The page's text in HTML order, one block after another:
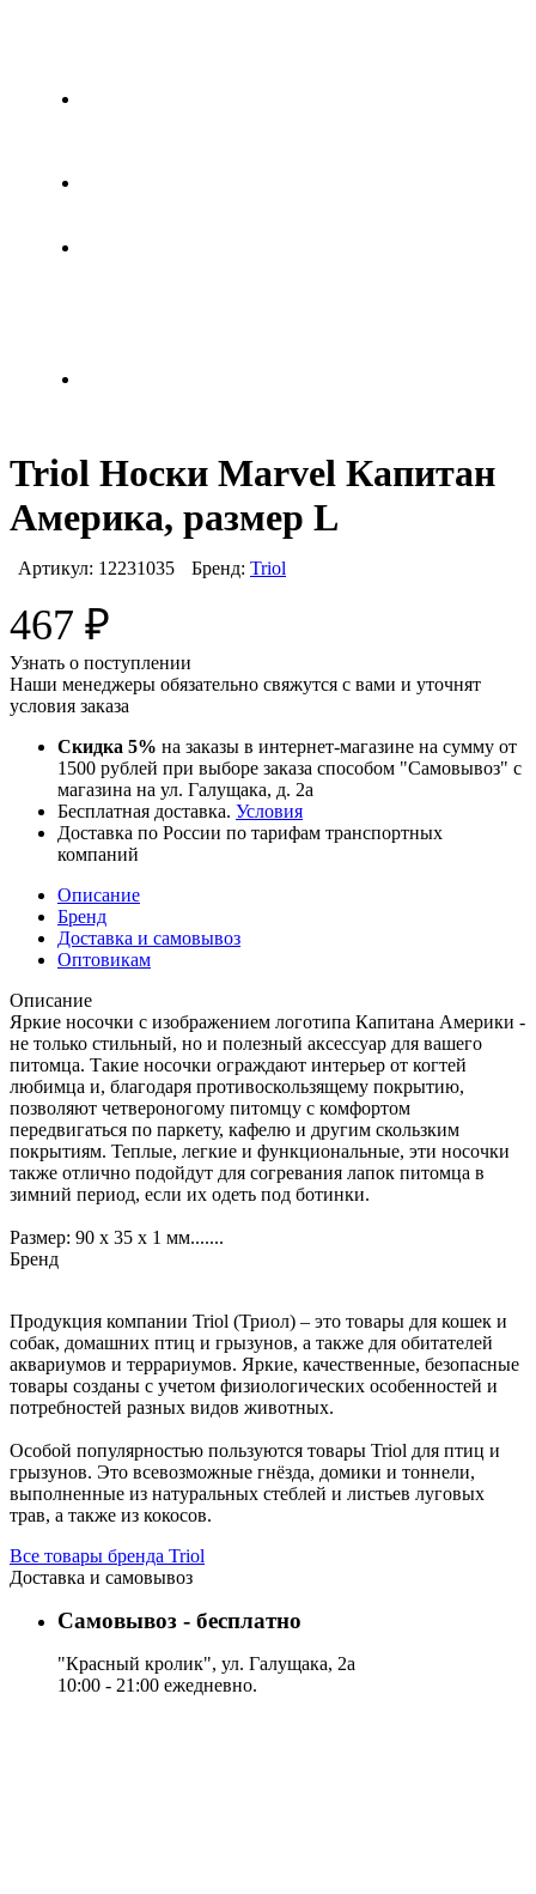
Triol Носки Marvel Капитан
Америка, размер L
Артикул: 12231035 Бренд: Triol
467 ₽
Узнать о поступлении
Наши менеджеры обязательно свяжутся с вами и уточнят
условия заказа
Скидка 5% на заказы в интернет-магазине на сумму от
1500 рублей при выборе заказа способом "Самовывоз" с
магазина на ул. Галущака, д. 2а
Бесплатная доставка. Условия
Доставка по России по тарифам транспортных
компаний
Описание
Бренд
Доставка и самовывоз
Оптовикам
Описание
Яркие носочки с изображением логотипа Капитана Америки -
не только стильный, но и полезный аксессуар для вашего
питомца. Такие носочки ограждают интерьер от когтей
любимца и, благодаря противоскользящему покрытию,
позволяют четвероногому питомцу с комфортом
передвигаться по паркету, кафелю и другим скользким
покрытиям. Теплые, легкие и функциональные, эти носочки
также отлично подойдут для согревания лапок питомца в
зимний период, если их одеть под ботинки.
Размер: 90 х 35 х 1 мм.......
Бренд
Продукция компании Triol (Триол) – это товары для кошек и
собак, домашних птиц и грызунов, а также для обитателей
аквариумов и террариумов. Яркие, качественные, безопасные
товары созданы с учетом физиологических особенностей и
потребностей разных видов животных.
Особой популярностью пользуются товары Triol для птиц и
грызунов. Это всевозможные гнёзда, домики и тоннели,
выполненные из натуральных стеблей и листьев луговых
трав, а также из кокосов.
Все товары бренда Triol
Доставка и самовывоз
Самовывоз - бесплатно
"Красный кролик", ул. Галущака, 2а
10:00 - 21:00 ежедневно.